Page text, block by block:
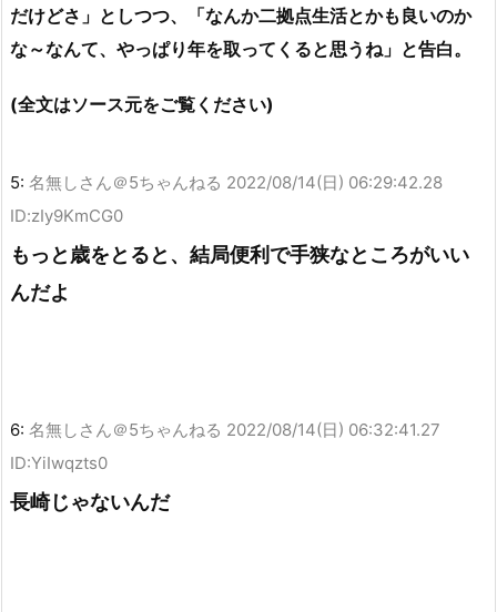
だけどさ」としつつ、「なんか二拠点生活とかも良いのか
な～なんて、やっぱり年を取ってくると思うね」と告白。
(全文はソース元をご覧ください)
5: 名無しさん＠5ちゃんねる 2022/08/14(日) 06:29:42.28
ID:zIy9KmCG0
もっと歳をとると、結局便利で手狭なところがいい
んだよ
6: 名無しさん＠5ちゃんねる 2022/08/14(日) 06:32:41.27
ID:YiIwqzts0
長崎じゃないんだ